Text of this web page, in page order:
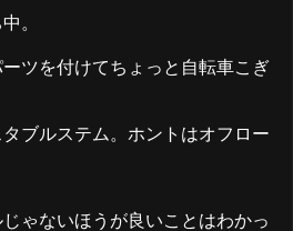
。
ツを付けてちょっと自転車こぎ
ブルステム。ホントはオフロー
ゃないほうが良いことはわかっ